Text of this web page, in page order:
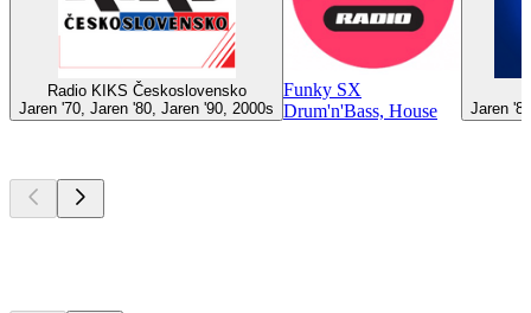
Radio KIKS Československo
Jaren '70, Jaren '80, Jaren '90, 2000s
Funky SX
Drum'n'Bass, House
Jaren